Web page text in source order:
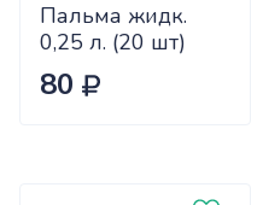
Пальма жидк.
0,25 л. (20 шт)
80